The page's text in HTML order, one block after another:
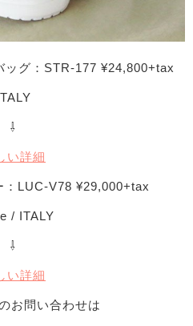
ッグ：STR-177 ¥24,800+tax
⇩
い詳細
：LUC-V78 ¥29,000+tax
/ ITALY
⇩
い詳細
お問い合わせは